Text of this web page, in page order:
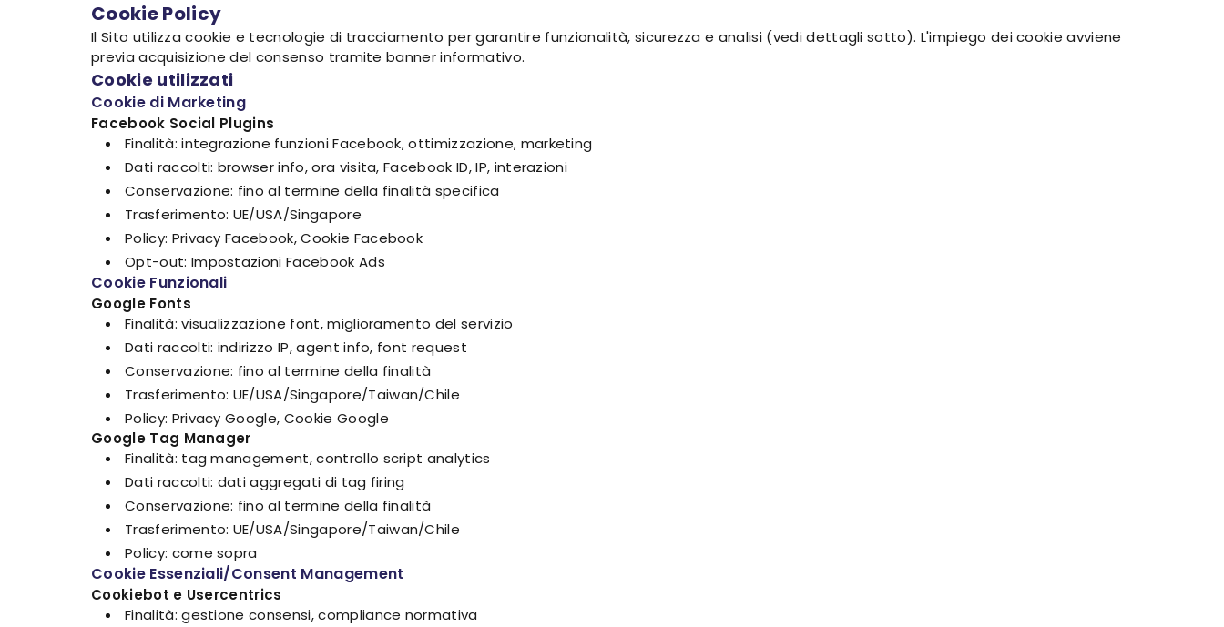
Cookie Policy
Il Sito utilizza cookie e tecnologie di tracciamento per garantire funzionalità, sicurezza e analisi (vedi dettagli sotto). L'impiego dei cookie avviene
previa acquisizione del consenso tramite banner informativo.
Cookie utilizzati
Cookie di Marketing
Facebook Social Plugins
Finalità: integrazione funzioni Facebook, ottimizzazione, marketing
Dati raccolti: browser info, ora visita, Facebook ID, IP, interazioni
Conservazione: fino al termine della finalità specifica
Trasferimento: UE/USA/Singapore
Policy: Privacy Facebook, Cookie Facebook
Opt-out: Impostazioni Facebook Ads
Cookie Funzionali
Google Fonts
Finalità: visualizzazione font, miglioramento del servizio
Dati raccolti: indirizzo IP, agent info, font request
Conservazione: fino al termine della finalità
Trasferimento: UE/USA/Singapore/Taiwan/Chile
Policy: Privacy Google, Cookie Google
Google Tag Manager
Finalità: tag management, controllo script analytics
Dati raccolti: dati aggregati di tag firing
Conservazione: fino al termine della finalità
Trasferimento: UE/USA/Singapore/Taiwan/Chile
Policy: come sopra
Cookie Essenziali/Consent Management
Cookiebot e Usercentrics
Finalità: gestione consensi, compliance normativa